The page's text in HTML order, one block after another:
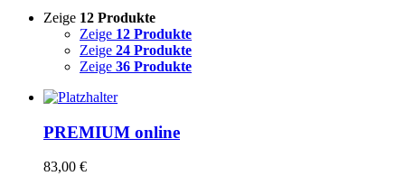
Zeige 12 Produkte
Zeige 12 Produkte
Zeige 24 Produkte
Zeige 36 Produkte
PREMIUM online
83,00 €